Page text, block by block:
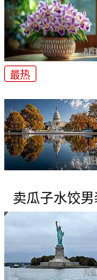
最热
卖瓜子水饺男